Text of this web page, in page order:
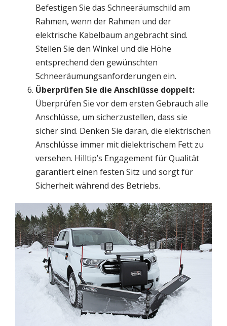
Befestigen Sie das Schneeräumschild am
Rahmen, wenn der Rahmen und der
elektrische Kabelbaum angebracht sind.
Stellen Sie den Winkel und die Höhe
entsprechend den gewünschten
Schneeräumungsanforderungen ein.
Überprüfen Sie die Anschlüsse doppelt:
Überprüfen Sie vor dem ersten Gebrauch alle
Anschlüsse, um sicherzustellen, dass sie
sicher sind. Denken Sie daran, die elektrischen
Anschlüsse immer mit dielektrischem Fett zu
versehen. Hilltip’s Engagement für Qualität
garantiert einen festen Sitz und sorgt für
Sicherheit während des Betriebs.